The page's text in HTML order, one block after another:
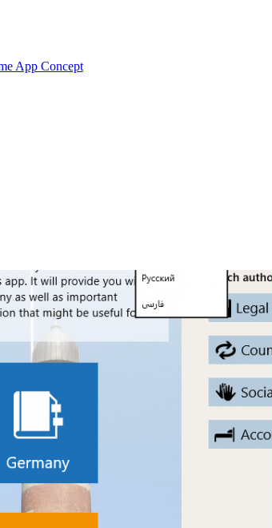
App Concept